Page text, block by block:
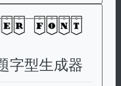
字型生成器